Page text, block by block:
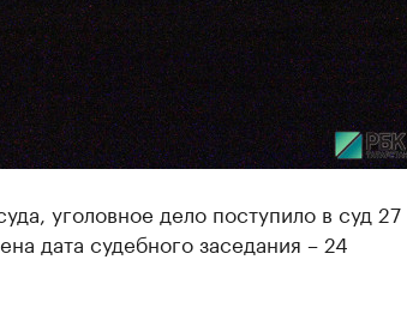
уголовное дело поступило в суд 27
дата судебного заседания – 24